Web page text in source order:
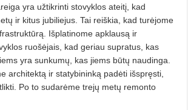
yra užtikrinti stovyklos ateitį, kad
ir kitus jubiliejus. Tai reiškia, kad turėjome
Išplatinome apklausą ir
ruošėjais, kad geriau supratus, kas
yra sunkumų, kas jiems būtų naudinga.
architektą ir statybininką padėti išspręsti,
Po to sudarėme trejų metų remonto